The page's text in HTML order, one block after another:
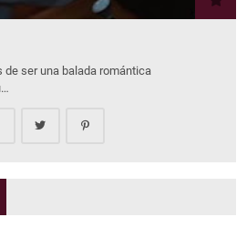
de ser una balada romántica